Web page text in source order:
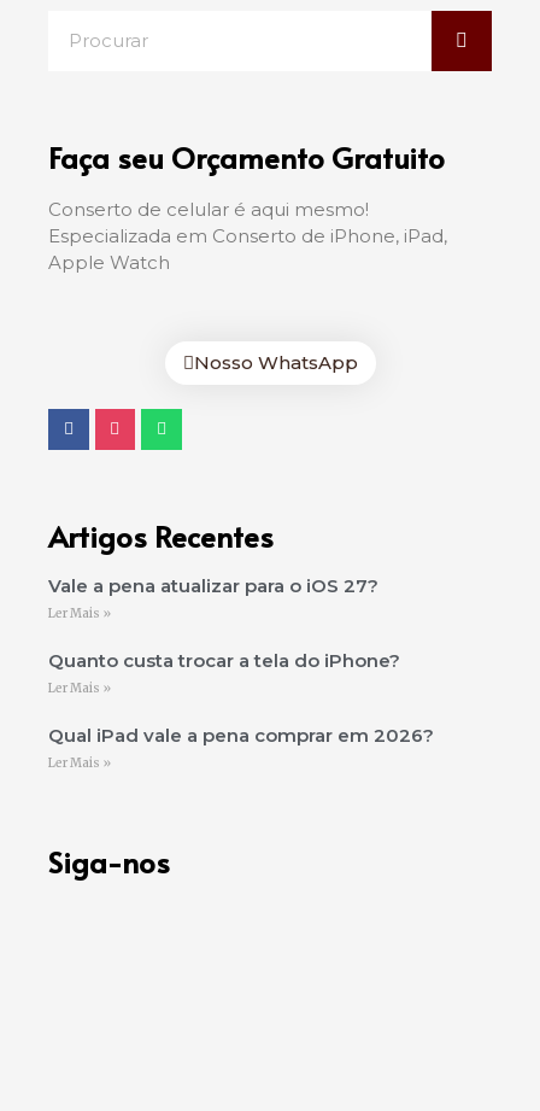
Faça seu Orçamento Gratuito
Conserto de celular é aqui mesmo!
Especializada em Conserto de iPhone, iPad,
Apple Watch
Nosso WhatsApp
Artigos Recentes
Vale a pena atualizar para o iOS 27?
Ler Mais »
Quanto custa trocar a tela do iPhone?
Ler Mais »
Qual iPad vale a pena comprar em 2026?
Ler Mais »
Siga-nos